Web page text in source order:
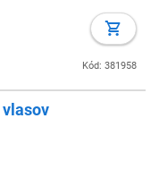
Kód: 381958
vlasov